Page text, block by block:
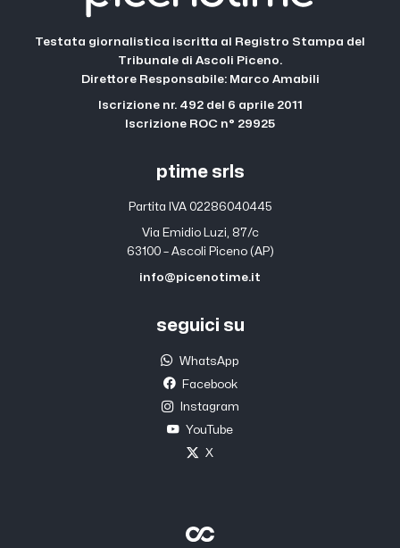
Testata giornalistica iscritta al Registro Stampa del
Tribunale di Ascoli Piceno.
Direttore Responsabile: Marco Amabili
Iscrizione nr. 492 del 6 aprile 2011
Iscrizione ROC n° 29925
ptime srls
Partita IVA 02286040445
Via Emidio Luzi, 87/c
63100 – Ascoli Piceno (AP)
info@picenotime.it
seguici su
WhatsApp
Facebook
Instagram
YouTube
X